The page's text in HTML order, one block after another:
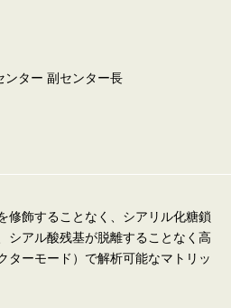
ンター 副センター長
修飾することなく、シアリル化糖鎖
シアル酸残基が脱離することなく高
ターモード）で解析可能なマトリッ